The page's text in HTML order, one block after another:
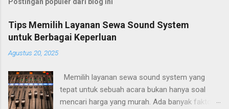
Tips Memilih Layanan Sewa Sound System
untuk Berbagai Keperluan
Agustus 20, 2025
Memilih layanan sewa sound system yang
tepat untuk sebuah acara bukan hanya soal
mencari harga yang murah. Ada banyak faktor